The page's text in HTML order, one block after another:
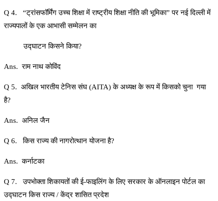
Q 4. “ट्रांसफॉर्मिंग उच्च शिक्षा में राष्ट्रीय शिक्षा नीति की भूमिका” पर नई दिल्ली में
राज्यपालों के एक आभासी सम्मेलन का
उद्घाटन किसने किया?
Ans. राम नाथ कोविंद
Q 5. अखिल भारतीय टेनिस संघ (AITA) के अध्यक्ष के रूप में किसको चुना गया
है?
Ans. अनिल जैन
Q 6. किस राज्य की नागरोत्थान योजना है?
Ans. कर्नाटका
Q 7. उपभोक्ता शिकायतों की ई-फाइलिंग के लिए सरकार के ऑनलाइन पोर्टल का
उद्घाटन किस राज्य / केंद्र शासित प्रदेश